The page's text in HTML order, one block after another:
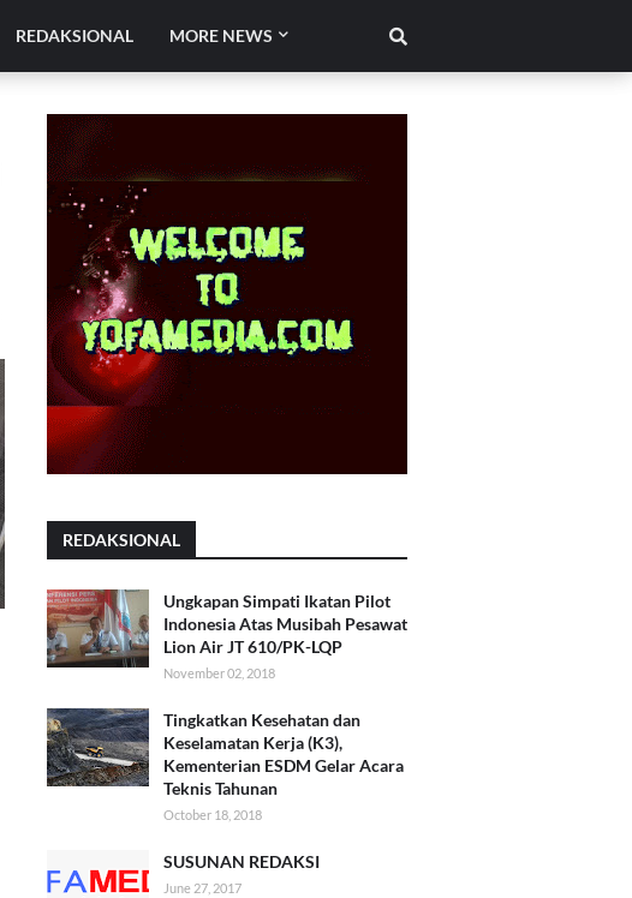
REDAKSIONAL MORE NEWS
REDAKSIONAL
Ungkapan Simpati Ikatan Pilot
Indonesia Atas Musibah Pesawat
Lion Air JT 610/PK-LQP
November 02, 2018
Tingkatkan Kesehatan dan
Keselamatan Kerja (K3),
Kementerian ESDM Gelar Acara
Teknis Tahunan
October 18, 2018
SUSUNAN REDAKSI
June 27, 2017